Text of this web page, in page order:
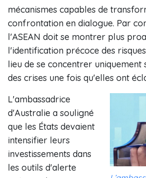
mécanismes capables de
confrontation en dialogue. Par
l'ASEAN doit se montrer plus
l'identification précoce des
lieu de se concentrer uniquement
des crises une fois qu'elles ont
L'ambassadrice
d'Australie a souligné
que les États devaient
intensifier leurs
investissements dans
les outils d'alerte